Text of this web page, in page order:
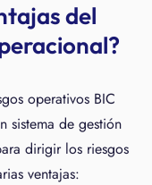
del
operativos BIC
sistema de gestión
dirigir los riesgos
ventajas: